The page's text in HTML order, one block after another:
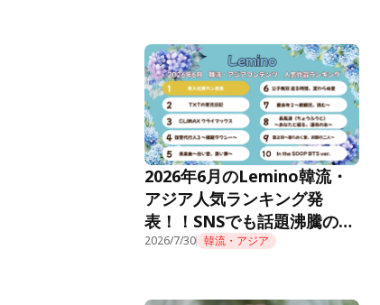
2026年6月のLemino韓流・
アジア人気ランキング発
表！！SNSでも話題沸騰の痛
快オフィスファンタジー『新
2026/7/30 韓流・アジア